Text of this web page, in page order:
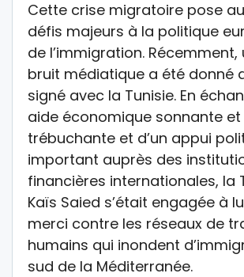
Cette crise migratoire pose
défis majeurs à la politique
de l’immigration. Récemment,
bruit médiatique a été donné
signé avec la Tunisie. En
aide économique sonnante et
trébuchante et d’un appui
important auprès des
financières internationales, la
Kaïs Saied s’était engagée à
merci contre les réseaux de
humains qui inondent
sud de la Méditerranée.